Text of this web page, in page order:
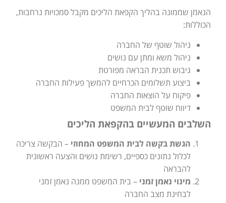
הנאמן שממונה בהליך הקפאת הליכים מקבל סמכויות נרחבות,
הכוללות:
ניהול שוטף של החברה
ניהול משא ומתן עם נושים
גיבוש תכנית הבראה מפורטת
ביצוע תשלומים הכרחיים להמשך פעילות החברה
פיקוח על הוצאות החברה
דיווח שוטף לבית המשפט
השלבים המעשיים בהקפאת הליכים
הגשת בקשה לבית המשפט המחוזי – הבקשה צריכה
לכלול נתונים כספיים, רשימת נושים והצעה ראשונית
להבראה
מינוי נאמן זמני – בית המשפט ממנה נאמן זמני
לבחינת מצב החברה